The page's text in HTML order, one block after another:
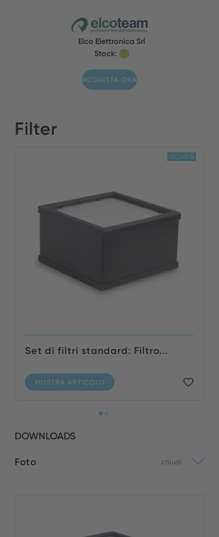
Elco Elettronica Srl
Stock:
ACQUISTA ORA
Filter
Set di filtri standard: Filtro...
MOSTRA ARTICOLO
NOVITÀ
DOWNLOADS
Foto chiudi